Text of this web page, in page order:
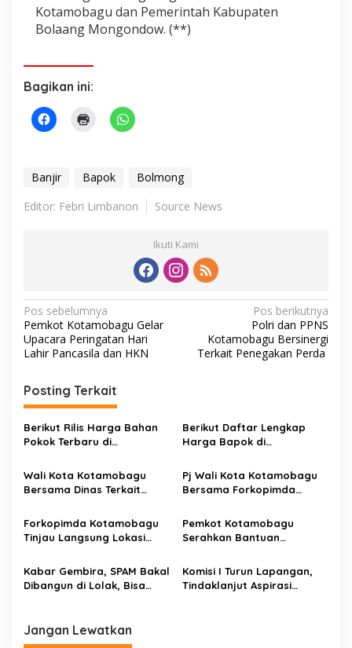
Kotamobagu dan Pemerintah Kabupaten
Bolaang Mongondow. (**)
Bagikan ini:
Banjir Bapok
Bolmong
Editor: Febri Limbanon
Source News
Ikuti Kami
N
a
v
i
g
a
s
i
p
s
Pos sebelumnya
Pemkot Kotamobagu Gelar
Upacara Peringatan Hari
Lahir Pancasila dan HKN
Pos berikutnya
Polri dan PPNS
Kotamobagu Bersinergi
Terkait Penegakan Perda
Posting Terkait
Berikut Rilis Harga Bahan
Pokok Terbaru di
Berikut Daftar Lengkap
Harga Bapok di
Wali Kota Kotamobagu
Bersama Dinas Terkait
Bapok
Pj Wali Kota Kotamobagu
Bersama Forkopimda
Jelang Ramadhan
Forkopimda Kotamobagu
Tinjau Langsung Lokasi
Pemkot Kotamobagu
Serahkan Bantuan
Bolmong
Kabar Gembira, SPAM Bakal
Dibangun di Lolak, Bisa
Komisi I Turun Lapangan,
Tindaklanjut Aspirasi
Jangan Lewatkan